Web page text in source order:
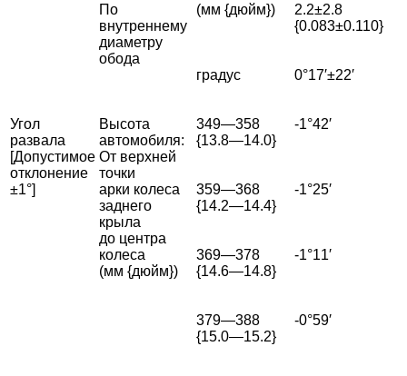
По
внутреннему
диаметру
обода
(мм {дюйм})
2.2±2.8
{0.083±0.110}
градус 0°17′±22′
Угол
развала
[Допустимое
отклонение
±1°]
Высота
автомобиля:
От верхней
точки
арки колеса
заднего
крыла
до центра
колеса
(мм {дюйм})
349—358
{13.8—14.0}
-1°42′
359—368
{14.2—14.4}
-1°25′
369—378
{14.6—14.8}
-1°11′
379—388
{15.0—15.2}
-0°59′